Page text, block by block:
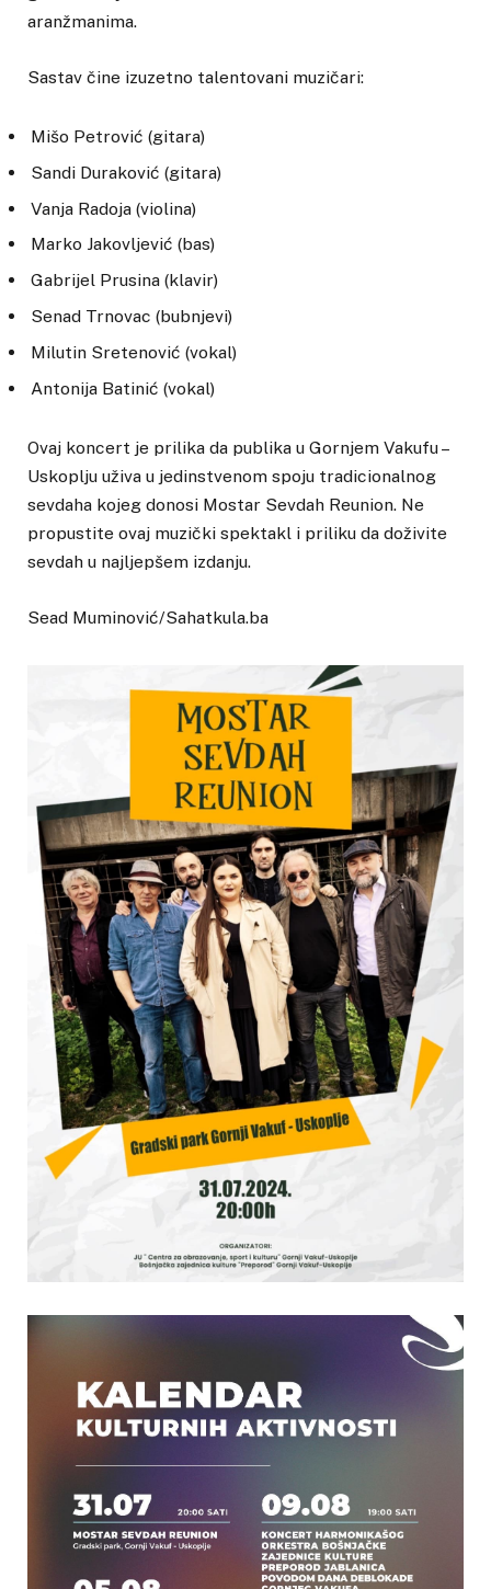
aranžmanima.
Sastav čine izuzetno talentovani muzičari:
Mišo Petrović (gitara)
Sandi Duraković (gitara)
Vanja Radoja (violina)
Marko Jakovljević (bas)
Gabrijel Prusina (klavir)
Senad Trnovac (bubnjevi)
Milutin Sretenović (vokal)
Antonija Batinić (vokal)
Ovaj koncert je prilika da publika u Gornjem Vakufu –
Uskoplju uživa u jedinstvenom spoju tradicionalnog
sevdaha kojeg donosi Mostar Sevdah Reunion. Ne
propustite ovaj muzički spektakl i priliku da doživite
sevdah u najljepšem izdanju.
Sead Muminović/Sahatkula.ba